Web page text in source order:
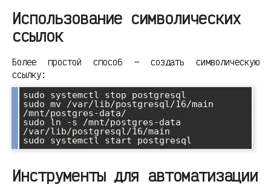
Использование символических
ссылок
Более простой способ — создать символическую
ссылку:
sudo systemctl stop postgresql
sudo mv /var/lib/postgresql/16/main
/mnt/postgres-data/
sudo ln -s /mnt/postgres-data
/var/lib/postgresql/16/main
Инструменты для автоматизации